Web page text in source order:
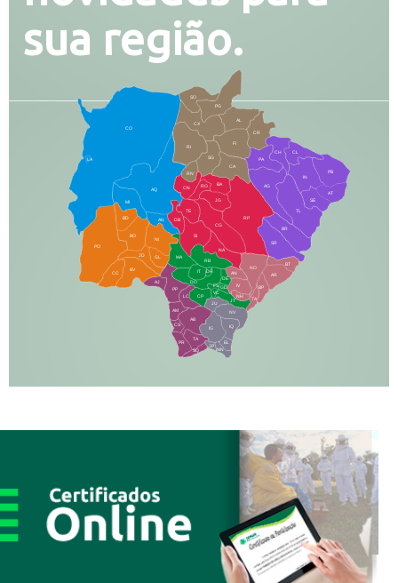
sua região.
CO
AQ
MI
AN
CX
RI
AL
CR
FI
SG
BA
CA
PA
CH CL
PB
SE
TL
AG
BR
SR
BT
AR
RP
RO
JG
CG
SI
NA
TA
NH
JT
RB
MA
IT
DR
DO
CP
JU
NV
IQ
EL
BD
BO
NI
JD
PO
BV
CC
PP
AJ
LC
AM
AB
JP
DB
TE
CS
PR
TA
SQ
IG
MN
IN
NO
BP
RN
CN
GL
AN
IV
FS
VC
GD
DE
AT
PG
SO
LA